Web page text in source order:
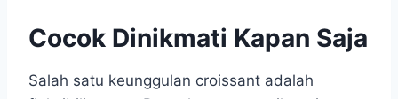
Cocok Dinikmati Kapan Saja
Salah satu keunggulan croissant adalah